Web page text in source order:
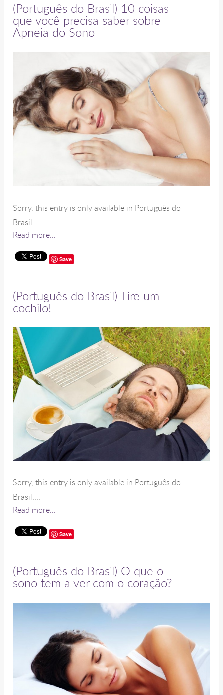
(Português do Brasil) 10 coisas
que você precisa saber sobre
Apneia do Sono
Sorry, this entry is only available in Português do
Brasil....
Read more...
Save
(Português do Brasil) Tire um
cochilo!
Sorry, this entry is only available in Português do
Brasil....
Read more...
Save
(Português do Brasil) O que o
sono tem a ver com o coração?